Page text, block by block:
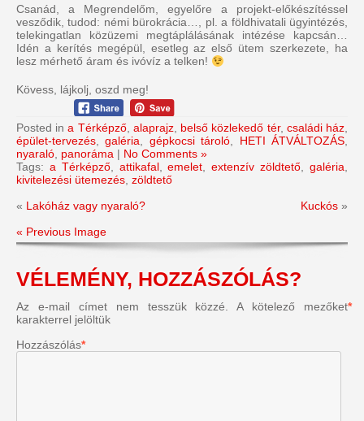
Csanád, a Megrendelőm, egyelőre a projekt-előkészítéssel
vesződik, tudod: némi bürokrácia…, pl. a földhivatali ügyintézés,
telekingatlan közüzemi megtáplálásának intézése kapcsán…
Idén a kerítés megépül, esetleg az első ütem szerkezete, ha
lesz mérhető áram és ivóvíz a telken!
Kövess, lájkolj, oszd meg!
Posted ina Térképző, alaprajz, belső közlekedő tér, családi ház
épület-tervezés ,galéria gépkocsi tároló HETI ÁTVÁLTOZÁS
nyaraló panoráma | No Comments »
Tags: a Térképző, attikafal,emelet ,extenzív zöldtető ,galéria
kivitelezési ütemezés zöldtető
« Lakóház vagy nyaraló? Kuckós »
« Previous Image
VÉLEMÉNY, HOZZÁSZÓLÁS?
Az e-mail címet nem tesszük közzé. A kötelező mezőket*
karakterrel jelöltük
Hozzászólás*